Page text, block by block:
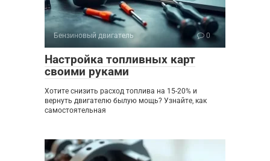
Бензиновый двигатель 0
Настройка топливных карт
своими руками
Хотите снизить расход топлива на 15-20% и
вернуть двигателю былую мощь? Узнайте, как
самостоятельная